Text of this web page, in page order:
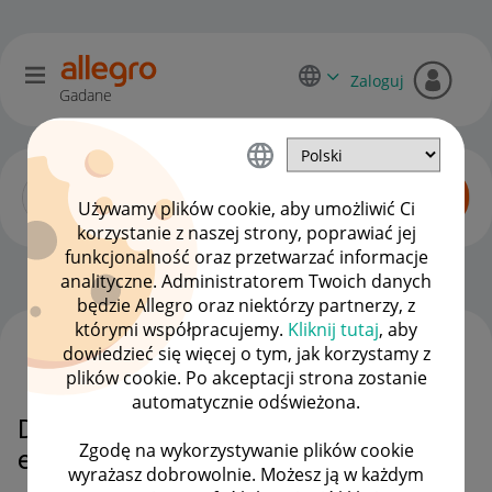
Używamy plików cookie, aby umożliwić Ci
korzystanie z naszej strony, poprawiać jej
funkcjonalność oraz przetwarzać informacje
analityczne. Administratorem Twoich danych
będzie Allegro oraz niektórzy partnerzy, z
którymi współpracujemy. Kliknij tutaj, aby
dowiedzieć się więcej o tym, jak korzystamy z
plików cookie. Po akceptacji strona zostanie
automatycznie odświeżona.
Zgodę na wykorzystywanie plików cookie
wyrażasz dobrowolnie. Możesz ją w każdym
Gadane
Zaloguj
Zaawansowani sprzedawcy OPCJE
Dlaczego trzeba drukować
etykietę inpost?
WSZYSTKIE TEMATY